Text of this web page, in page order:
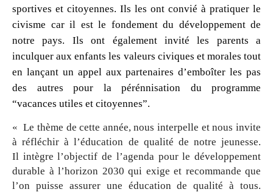
sportives et citoyennes. Ils les ont convié à pratiquer le
civisme car il est le fondement du développement de
notre pays. Ils ont également invité les parents a
inculquer aux enfants les valeurs civiques et morales tout
en lançant un appel aux partenaires d’emboîter les pas
des autres pour la pérénnisation du programme
“vacances utiles et citoyennes”.
« Le thème de cette année, nous interpelle et nous invite
à réfléchir à l’éducation de qualité de notre jeunesse.
Il intègre l’objectif de l’agenda pour le développement
durable à l’horizon 2030 qui exige et recommande que
l’on puisse assurer une éducation de qualité à tous.